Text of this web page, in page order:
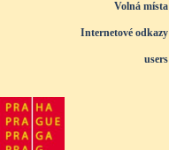
Volná místa
Internetové odkazy
users